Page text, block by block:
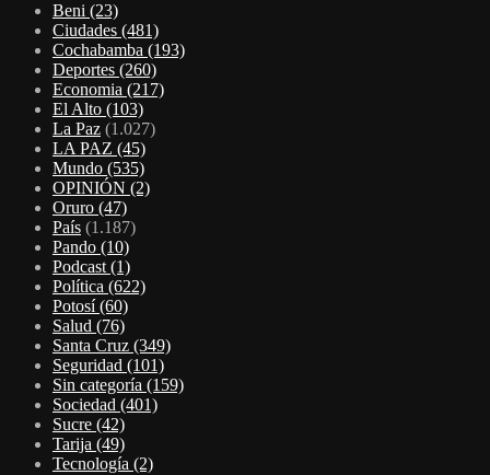
Beni (23)
Ciudades (481)
Cochabamba (193)
Deportes (260)
Economia (217)
El Alto (103)
La Paz (1.027)
LA PAZ (45)
Mundo (535)
OPINIÓN (2)
Oruro (47)
País (1.187)
Pando (10)
Podcast (1)
Política (622)
Potosí(60)
Salud (76)
Santa Cruz (349)
Seguridad (101)
Sin categoría (159)
Sociedad (401)
Sucre (42)
Tarija (49)
Tecnología (2)